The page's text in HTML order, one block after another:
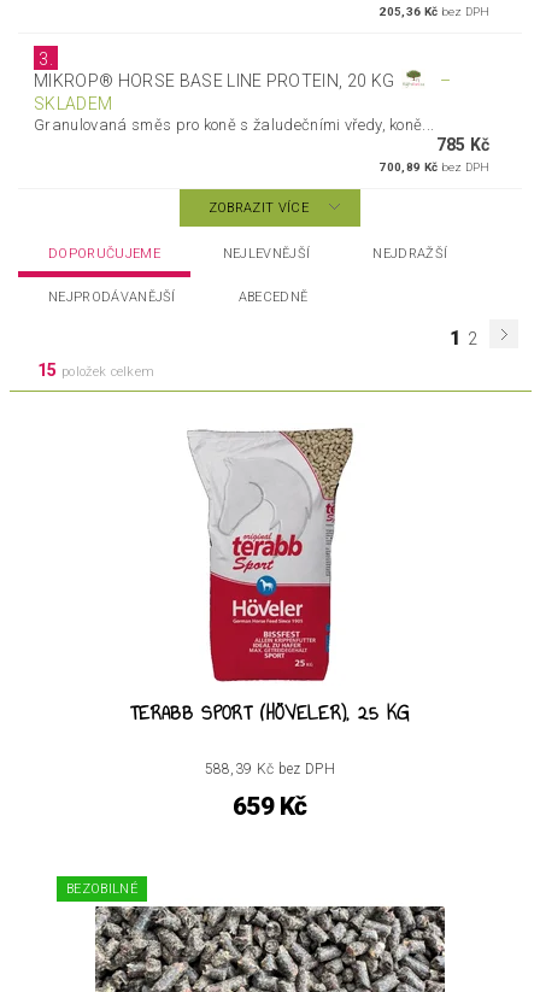
205,36 Kč bez DPH
3.
MIKROP® HORSE BASE LINE PROTEIN, 20 KG
–
SKLADEM
Granulovaná směs pro koně s žaludečními vředy, koně...
785 Kč
700,89 Kč bez DPH
ZOBRAZIT VÍCE
DOPORUČUJEME NEJLEVNĚJŠÍ NEJDRAŽŠÍ
NEJPRODÁVANĚJŠÍ ABECEDNĚ
1 2
15 položek celkem
TERABB SPORT (HÖVELER), 25 KG
588,39 Kč bez DPH
659 Kč
BEZOBILNÉ